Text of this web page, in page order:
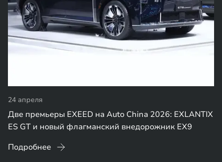
24 апреля
Две премьеры EXEED на Auto China 2026: EXLANTIX
ES GT и новый флагманский внедорожник EX9
Подробнее